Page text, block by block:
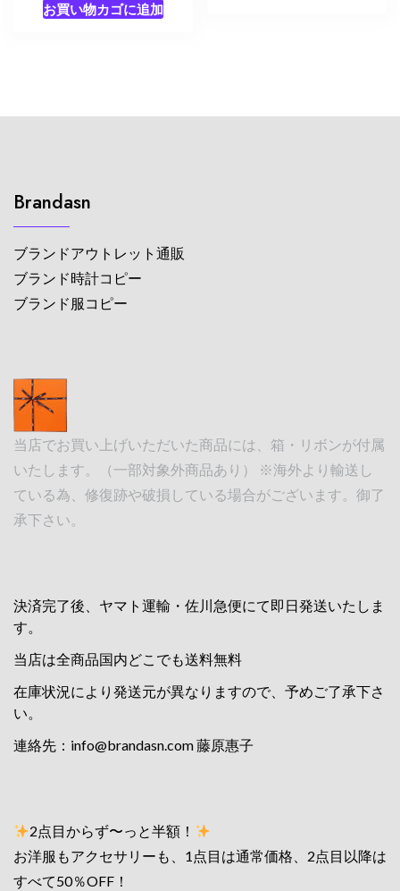
お買い物カゴに追加
Brandasn
ブランドアウトレット通販
ブランド時計コピー
ブランド服コピー
当店でお買い上げいただいた商品には、箱・リボンが付属
いたします。（一部対象外商品あり） ※海外より輸送し
ている為、修復跡や破損している場合がございます。御了
承下さい。
決済完了後、ヤマト運輸・佐川急便にて即日発送いたしま
す。
当店は全商品国内どこでも送料無料
在庫状況により発送元が異なりますので、予めご了承下さ
い。
連絡先： info@brandasn.com藤原惠子
2点目からず〜っと半額！
お洋服もアクセサリーも、1点目は通常価格、2点目以降は
すべて50％OFF！